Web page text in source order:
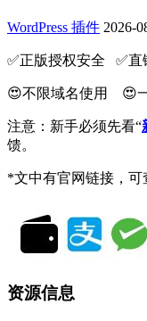
WordPress 插件 2026-
✅️正版授权安全 ✅️直
😍不限域名使用 😍
注意：新手必须先看“
馈。
*文中有官网链接，可
资源信息